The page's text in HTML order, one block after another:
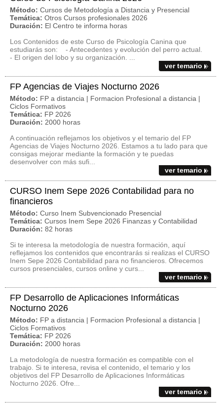
Método: Cursos de Metodología a Distancia y Presencial
Temática: Otros Cursos profesionales 2026
Duración: El Centro te informa horas
Los Contenidos de este Curso de Psicología Canina que
estudiarás son: - Antecedentes y evolución del perro actual.
- El origen del lobo y su organización. ...
ver temario
FP Agencias de Viajes Nocturno 2026
Método: FP a distancia | Formacion Profesional a distancia |
Ciclos Formativos
Temática: FP 2026
Duración: 2000 horas
A continuación reflejamos los objetivos y el temario del FP
Agencias de Viajes Nocturno 2026. Estamos a tu lado para que
consigas mejorar mediante la formación y te puedas
desenvolver con más sufi...
ver temario
CURSO Inem Sepe 2026 Contabilidad para no
financieros
Método: Curso Inem Subvencionado Presencial
Temática: Cursos Inem Sepe 2026 Finanzas y Contabilidad
Duración: 82 horas
Si te interesa la metodología de nuestra formación, aquí
reflejamos los contenidos que encontrarás si realizas el CURSO
Inem Sepe 2026 Contabilidad para no financieros. Ofrecemos
cursos presenciales, cursos online y curs...
ver temario
FP Desarrollo de Aplicaciones Informáticas
Nocturno 2026
Método: FP a distancia | Formacion Profesional a distancia |
Ciclos Formativos
Temática: FP 2026
Duración: 2000 horas
La metodología de nuestra formación es compatible con el
trabajo. Si te interesa, revisa el contenido, el temario y los
objetivos del FP Desarrollo de Aplicaciones Informáticas
Nocturno 2026. Ofre...
ver temario